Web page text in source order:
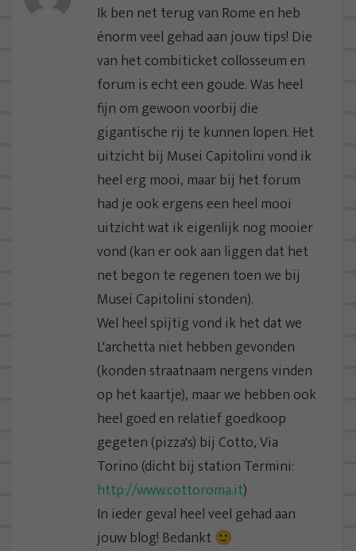
Ik ben net terug van Rome en heb
énorm veel gehad aan jouw tips! Die
van het combiticket collosseum en
forum is echt een goude. Was heel
fijn om gewoon voorbij die
gigantische rij te kunnen lopen. Het
uitzicht bij Musei Capitolini vond ik
heel erg mooi, maar bij het forum
had je ook ergens een heel mooi
uitzicht wat ik eigenlijk nog mooier
vond (kan er ook aan liggen dat het
net begon te regenen toen we bij
Musei Capitolini stonden).
Wel heel spijtig vond ik het dat we
L'archetta niet hebben gevonden
(konden straatnaam nergens vinden
op het kaartje), maar we hebben ook
heel goed en relatief goedkoop
gegeten (pizza's) bij Cotto, Via
Torino (dicht bij station Termini:
http://www.cottoroma.it)
In ieder geval heel veel gehad aan
jouw blog! Bedankt 🙂